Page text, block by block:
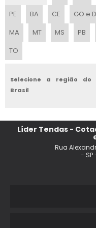
PRECO DE TENDA
TENDA LONA
TENDA REDONDA
TENDAS GIGANTES
FABRICA DE TENDAS EM
MONTAGEM DE TENDA
PE
BA CE GO e
MA
MT MS PB
TO
Selecione a região do
Brasil
Líder Tendas -
Rua
- SP